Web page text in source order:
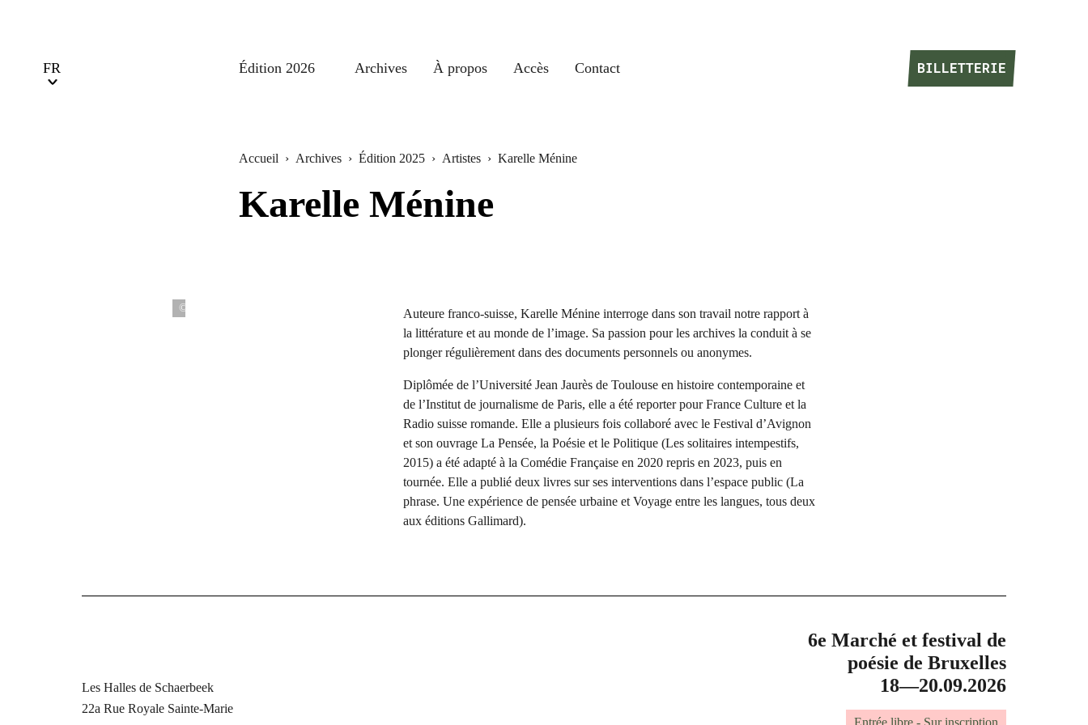
Édition 2026 Archives À propos Accès Contact
BILLETTERIE
BILLETTERIE
Accueil › Archives › Édition 2025 › Artistes › Karelle Ménine
Karelle Ménine
© DR
Auteure franco-suisse, Karelle Ménine interroge dans son travail notre rapport à
la littérature et au monde de l’image. Sa passion pour les archives la conduit à se
plonger régulièrement dans des documents personnels ou anonymes.
Diplômée de l’Université Jean Jaurès de Toulouse en histoire contemporaine et
de l’Institut de journalisme de Paris, elle a été reporter pour France Culture et la
Radio suisse romande. Elle a plusieurs fois collaboré avec le Festival d’Avignon
et son ouvrage La Pensée, la Poésie et le Politique (Les solitaires intempestifs,
2015) a été adapté à la Comédie Française en 2020 repris en 2023, puis en
tournée. Elle a publié deux livres sur ses interventions dans l’espace public (La
phrase. Une expérience de pensée urbaine et Voyage entre les langues, tous deux
aux éditions Gallimard).
Les Halles de Schaerbeek
22a Rue Royale Sainte-Marie
6e Marché et festival de
poésie de Bruxelles
18—20.09.2026
Entrée libre - Sur inscription